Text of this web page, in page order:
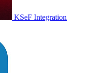
KSeF Integration